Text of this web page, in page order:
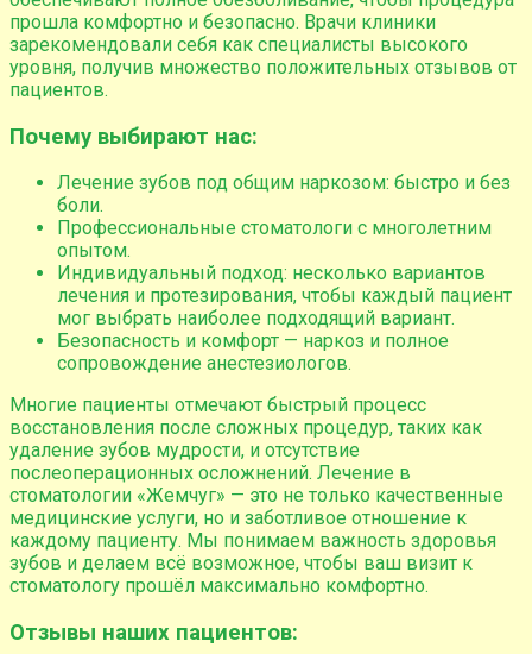
прошла комфортно и безопасно. Врачи клиники
зарекомендовали себя как специалисты высокого
уровня, получив множество положительных отзывов от
пациентов.
Почему выбирают нас:
Лечение зубов под общим наркозом: быстро и без
боли.
Профессиональные стоматологи с многолетним
опытом.
Индивидуальный подход: несколько вариантов
лечения и протезирования, чтобы каждый пациент
мог выбрать наиболее подходящий вариант.
Безопасность и комфорт — наркоз и полное
сопровождение анестезиологов.
Многие пациенты отмечают быстрый процесс
восстановления после сложных процедур, таких как
удаление зубов мудрости, и отсутствие
послеоперационных осложнений. Лечение в
стоматологии «Жемчуг» — это не только качественные
медицинские услуги, но и заботливое отношение к
каждому пациенту. Мы понимаем важность здоровья
зубов и делаем всё возможное, чтобы ваш визит к
стоматологу прошёл максимально комфортно.
Отзывы наших пациентов: